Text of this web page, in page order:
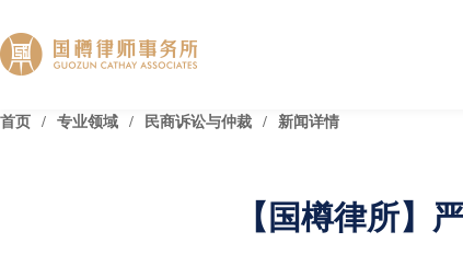
首页 / 专业领域 / 民商诉讼与仲裁 / 新闻详情
【国樽律所】